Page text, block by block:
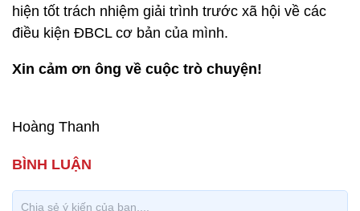
hiện tốt trách nhiệm giải trình trước xã hội về các
điều kiện ĐBCL cơ bản của mình.
Xin cảm ơn ông về cuộc trò chuyện!
Hoàng Thanh